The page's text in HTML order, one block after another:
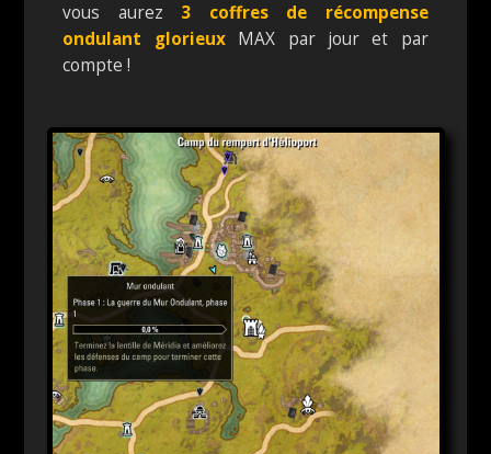
vous aurez 3 coffres de récompense
ondulant glorieuxMAX par jour et par
compte !